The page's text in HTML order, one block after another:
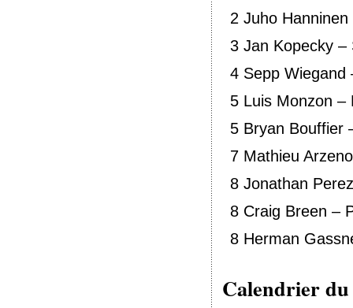
2 Juho
3 Jan Kopecky –
4 Sepp Wiegand
5 Luis Monzon –
5 Bryan Bouffier
7 Mathieu
8 Jonathan
8 Craig Breen –
8 Herman
Calendrier